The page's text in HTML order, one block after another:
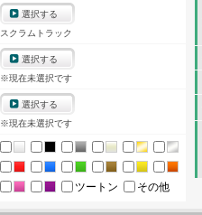
選択する
スクラムトラック
選択する
※現在未選択です
選択する
※現在未選択です
ツートン
その他